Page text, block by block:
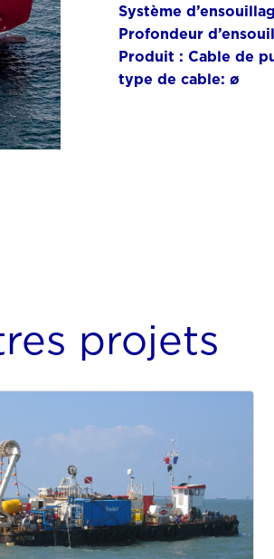
Système
Profondeur
Produit : Cable de
type de cable: ø
projets